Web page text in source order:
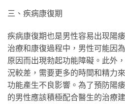
三、疾病康復期
疾病康復期也是男性容易出现陽
治療和康復過程中，男性可能因
原因而出現勃起功能障礙。此外
況較差，需要更多的時間和精力
功能產生不良影響。為了預防陽
的男性應該積極配合醫生的治療